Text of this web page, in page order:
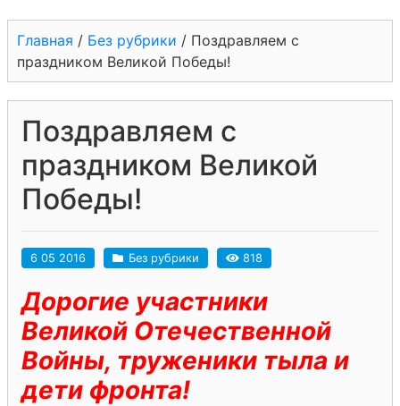
Главная / Без рубрики / Поздравляем с
праздником Великой Победы!
Поздравляем с
праздником Великой
Победы!
6 05 2016 Без рубрики 818
Дорогие участники
Великой Отечественной
Войны, труженики тыла и
дети фронта!